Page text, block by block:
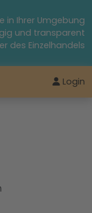
in Ihrer Umgebung
und transparent
des Einzelhandels
Login